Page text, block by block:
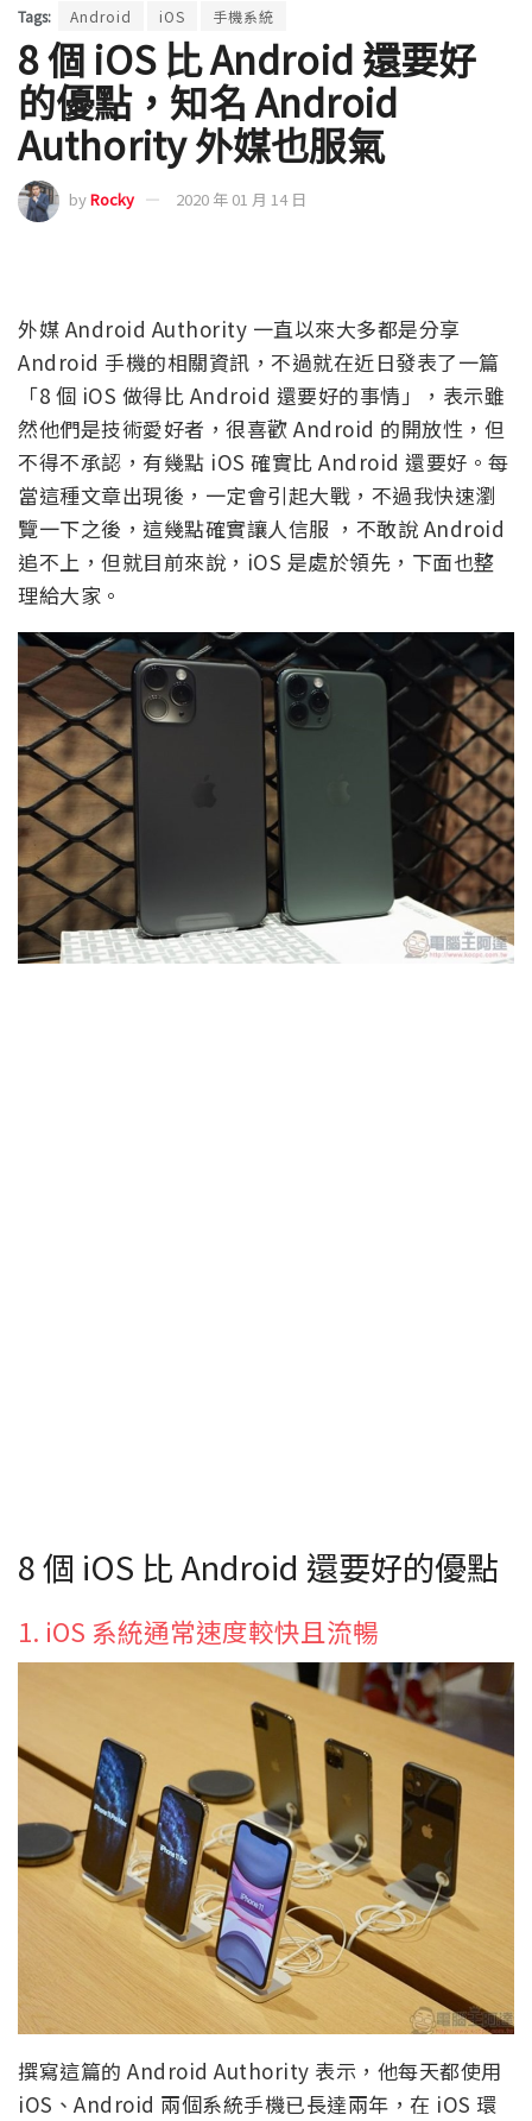
Tags: Android iOS 手機系統
8 個 iOS 比 Android 還要好
的優點，知名 Android
Authority 外媒也服氣
byRocky 2020 年 01 月 14 日
外媒 Android Authority 一直以來大多都是分享
Android 手機的相關資訊，不過就在近日發表了一篇
「8 個 iOS 做得比 Android 還要好的事情」，表示雖
然他們是技術愛好者，很喜歡 Android 的開放性，但
不得不承認，有幾點 iOS 確實比 Android 還要好。每
當這種文章出現後，一定會引起大戰，不過我快速瀏
覽一下之後，這幾點確實讓人信服 ，不敢說 Android
追不上，但就目前來說，iOS 是處於領先，下面也整
理給大家。
8 個 iOS 比 Android 還要好的優點
1. iOS 系統通常速度較快且流暢
撰寫這篇的 Android Authority 表示，他每天都使用
iOS、Android 兩個系統手機已長達兩年，在 iOS 環